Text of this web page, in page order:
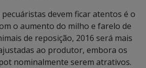
devem ficar atentos é o
o aumento do milho e farelo de
de reposição, 2016 será mais
ao produtor, embora os
nominalmente serem atrativos.